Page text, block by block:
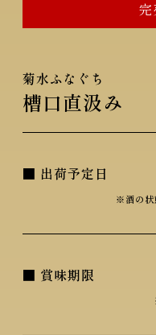
完
菊水ふなぐち
槽口直汲み
■ 出荷予定日
※酒の状
■ 賞味期限